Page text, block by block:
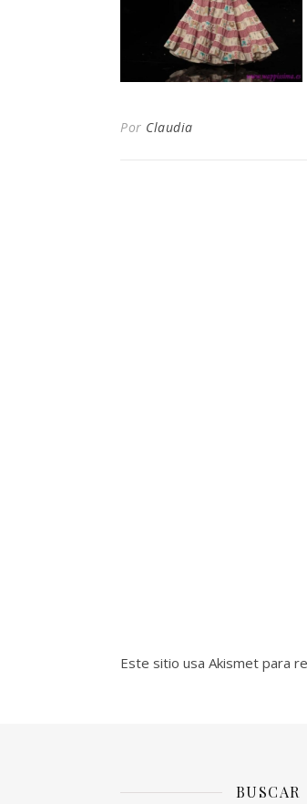
Por Claudia
Este sitio usa Akismet para
BUSCAR